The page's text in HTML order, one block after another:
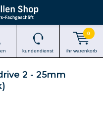
kundendienst ihr warenkorb
0
2 - 25mm